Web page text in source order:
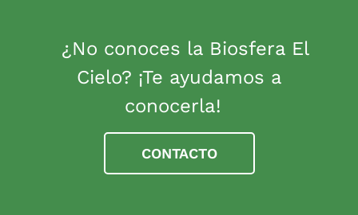
¿No conoces la Biosfera El
Cielo? ¡Te ayudamos a
conocerla!
CONTACTO